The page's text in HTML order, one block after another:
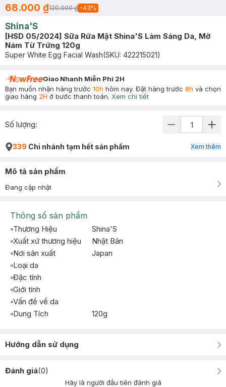
68.000 ₫120.000 ₫ -43%
Shina'S
[HSD 05/2024] Sữa Rửa Mặt Shina'S Làm Sáng Da, Mờ
Nám Từ Trứng 120g
Super White Egg Facial Wash(SKU: 422215021)
Giao Nhanh Miễn Phí 2H
Bạn muốn nhận hàng trước 10h hôm nay. Đặt hàng trước 8h và chọn
giao hàng 2H ở bước thanh toán. Xem chi tiết
Số lượng:
339 Chi nhánh tạm hết sản phẩm Xem thêm
Mô tả sản phẩm
Đang cập nhật
Thông số sản phẩm
Thương Hiệu
Shina'S
Xuất xứ thương hiệu
Nhật Bản
Nơi sản xuất
Japan
Loại da
Đặc tính
Giới tính
Vấn đề về da
Dung Tích
120g
Hướng dẫn sử dụng
Đánh giá(0)
Hãy là người đầu tiên đánh giá